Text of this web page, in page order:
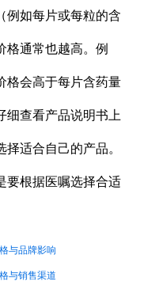
例如每片或每粒的含
格通常也越高。例
格会高于每片含药量
细查看产品说明书上
适合自己的产品。
要根据医嘱选择合适
与品牌影响
与销售渠道